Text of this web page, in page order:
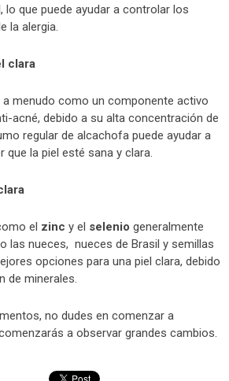
lo que puede ayudar a controlar los
la alergia.
clara
menudo como un componente activo
acné, debido a su alta concentración de
regular de alcachofa puede ayudar a
la piel esté sana y clara.
el zinc y el selenio generalmente
las nueces, nueces de Brasil y semillas
opciones para una piel clara, debido
de minerales.
no dudes en comenzar a
a observar grandes cambios.